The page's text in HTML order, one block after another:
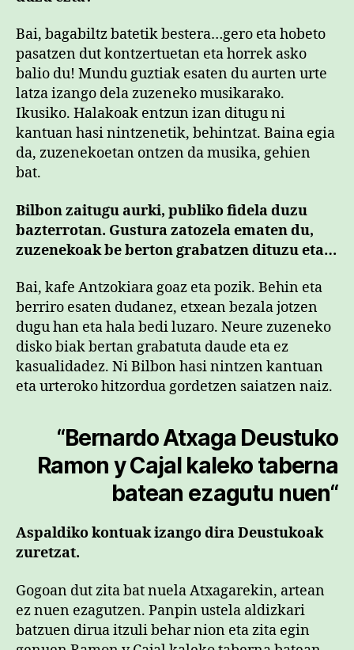
Bai, bagabiltz batetik bestera…gero eta hobeto
pasatzen dut kontzertuetan eta horrek asko
balio du! Mundu guztiak esaten du aurten urte
latza izango dela zuzeneko musikarako.
Ikusiko. Halakoak entzun izan ditugu ni
kantuan hasi nintzenetik, behintzat. Baina egia
da, zuzenekoetan ontzen da musika, gehien
bat.
Bilbon zaitugu aurki, publiko fidela duzu
bazterrotan. Gustura zatozela ematen du,
zuzenekoak be berton grabatzen dituzu eta…
Bai, kafe Antzokiara goaz eta pozik. Behin eta
berriro esaten dudanez, etxean bezala jotzen
dugu han eta hala bedi luzaro. Neure zuzeneko
disko biak bertan grabatuta daude eta ez
kasualidadez. Ni Bilbon hasi nintzen kantuan
eta urteroko hitzordua gordetzen saiatzen naiz.
“Bernardo Atxaga Deustuko
Ramon y Cajal kaleko taberna
batean ezagutu nuen“
Aspaldiko kontuak izango dira Deustukoak
zuretzat.
Gogoan dut zita bat nuela Atxagarekin, artean
ez nuen ezagutzen. Panpin ustela aldizkari
batzuen dirua itzuli behar nion eta zita egin